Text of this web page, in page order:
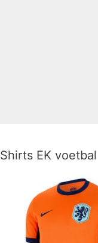
Shirts EK voetbal